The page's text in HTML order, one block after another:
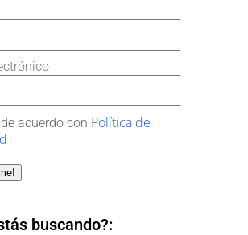
acuerdo con Política de
buscando?: